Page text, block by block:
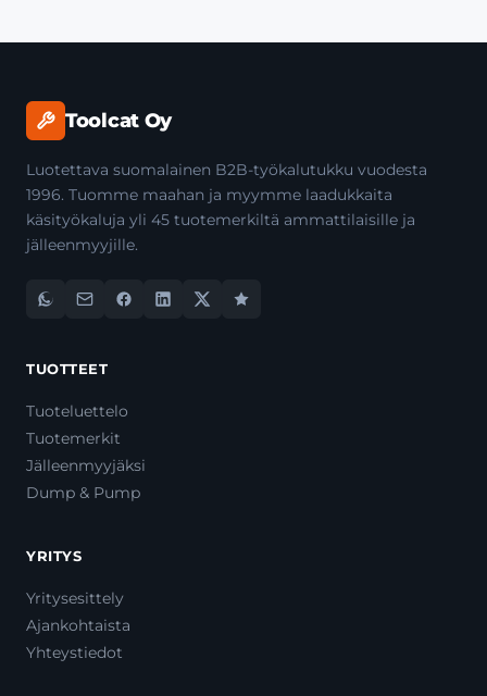
Toolcat Oy
Luotettava suomalainen B2B-työkalutukku vuodesta
1996. Tuomme maahan ja myymme laadukkaita
käsityökaluja yli 45 tuotemerkiltä ammattilaisille ja
jälleenmyyjille.
TUOTTEET
Tuoteluettelo
Tuotemerkit
Jälleenmyyjäksi
Dump & Pump
YRITYS
Yritysesittely
Ajankohtaista
Yhteystiedot